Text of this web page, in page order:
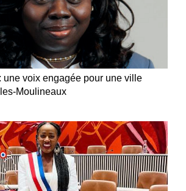
une voix engagée pour une ville
Moulineaux